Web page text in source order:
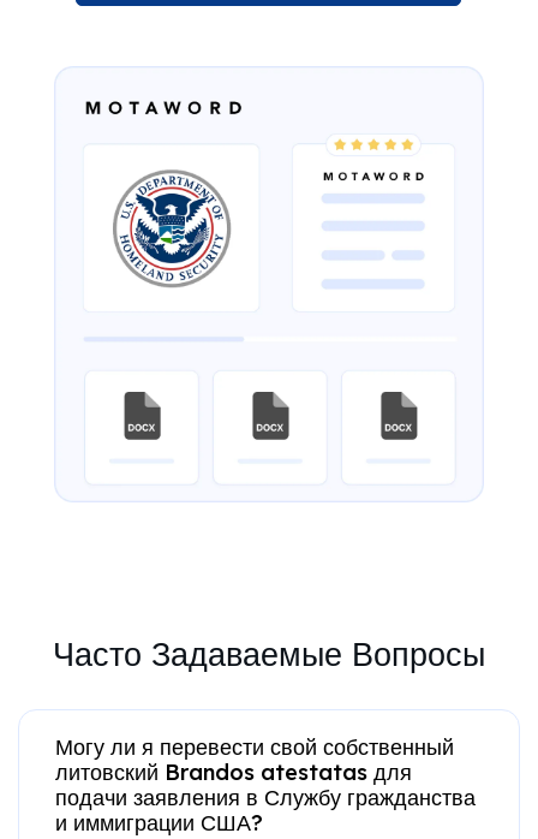
Часто Задаваемые Вопросы
Могу ли я перевести свой собственный
литовский Brandos atestatas для
подачи заявления в Службу гражданства
и иммиграции США?